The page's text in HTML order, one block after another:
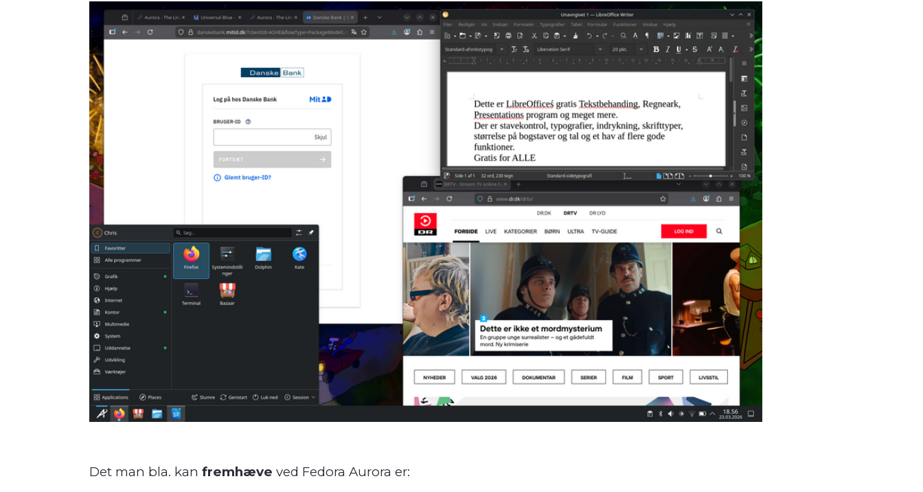
Det man bla. kan fremhæve ved Fedora Aurora er: